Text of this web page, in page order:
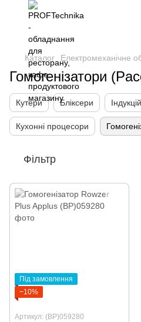
Каталог Електромеханічне
Гомогенізатори
Кутери Бліксери
Кухонні процесори
Фільтр
Під замовлення
−10%
Артикул: (BP)059280